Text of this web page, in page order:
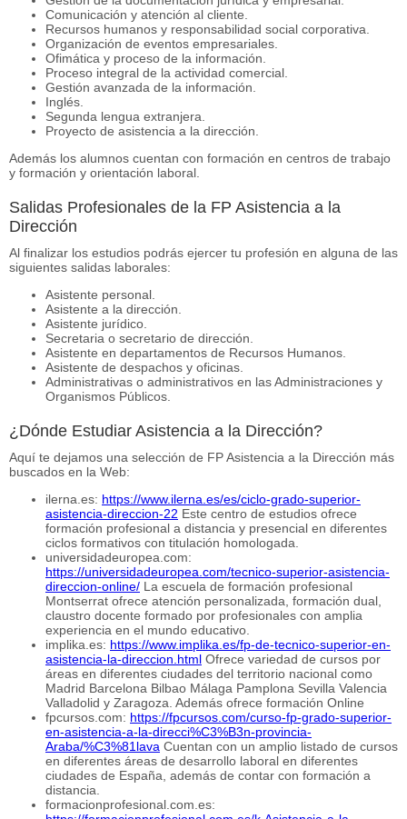
Comunicación y atención al cliente.
Recursos humanos y responsabilidad social corporativa.
Organización de eventos empresariales.
Ofimática y proceso de la información.
Proceso integral de la actividad comercial.
Gestión avanzada de la información.
Inglés.
Segunda lengua extranjera.
Proyecto de asistencia a la dirección.
Además los alumnos cuentan con formación en centros de trabajo
y formación y orientación laboral.
Salidas Profesionales de la FP Asistencia a la
Dirección
Al finalizar los estudios podrás ejercer tu profesión en alguna de las
siguientes salidas laborales:
Asistente personal.
Asistente a la dirección.
Asistente jurídico.
Secretaria o secretario de dirección.
Asistente en departamentos de Recursos Humanos.
Asistente de despachos y oficinas.
Administrativas o administrativos en las Administraciones y
Organismos Públicos.
¿Dónde Estudiar Asistencia a la Dirección?
Aquí te dejamos una selección de FP Asistencia a la Dirección más
buscados en la Web:
ilerna.es: https://www.ilerna.es/es/ciclo-grado-superior-
asistencia-direccion-22 Este centro de estudios ofrece
formación profesional a distancia y presencial en diferentes
ciclos formativos con titulación homologada.
universidadeuropea.com:
https://universidadeuropea.com/tecnico-superior-asistencia-
direccion-online/ La escuela de formación profesional
Montserrat ofrece atención personalizada, formación dual,
claustro docente formado por profesionales con amplia
experiencia en el mundo educativo.
implika.es: https://www.implika.es/fp-de-tecnico-superior-en-
asistencia-la-direccion.html Ofrece variedad de cursos por
áreas en diferentes ciudades del territorio nacional como
Madrid Barcelona Bilbao Málaga Pamplona Sevilla Valencia
Valladolid y Zaragoza. Además ofrece formación Online
fpcursos.com: https://fpcursos.com/curso-fp-grado-superior-
en-asistencia-a-la-direcci%C3%B3n-provincia-
Araba/%C3%81lava Cuentan con un amplio listado de cursos
en diferentes áreas de desarrollo laboral en diferentes
ciudades de España, además de contar con formación a
distancia.
formacionprofesional.com.es: